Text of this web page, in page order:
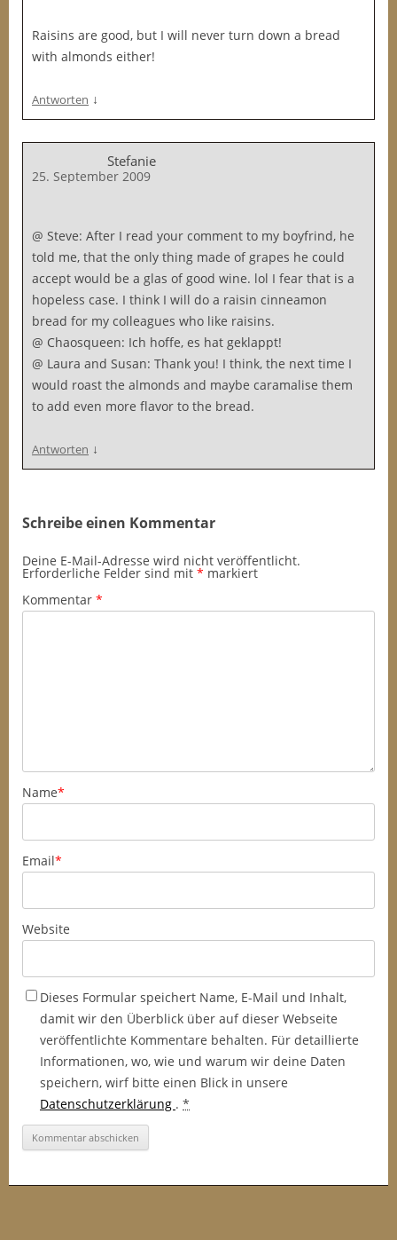
Raisins are good, but I will never turn down a bread
with almonds either!
Antworten ↓
Stefanie
25. September 2009
@ Steve: After I read your comment to my boyfrind, he
told me, that the only thing made of grapes he could
accept would be a glas of good wine. lol I fear that is a
hopeless case. I think I will do a raisin cinneamon
bread for my colleagues who like raisins.
@ Chaosqueen: Ich hoffe, es hat geklappt!
@ Laura and Susan: Thank you! I think, the next time I
would roast the almonds and maybe caramalise them
to add even more flavor to the bread.
Antworten ↓
Schreibe einen Kommentar
Deine E-Mail-Adresse wird nicht veröffentlicht.
Erforderliche Felder sind mit * markiert
Kommentar *
Name*
Email*
Website
Dieses Formular speichert Name, E-Mail und Inhalt,
damit wir den Überblick über auf dieser Webseite
veröffentlichte Kommentare behalten. Für detaillierte
Informationen, wo, wie und warum wir deine Daten
speichern, wirf bitte einen Blick in unsere
Datenschutzerklärung . *